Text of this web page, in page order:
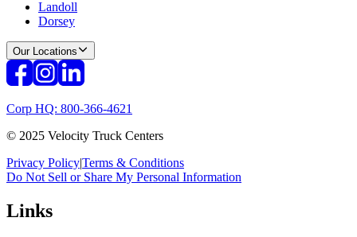
Landoll
Dorsey
Our Locations
Corp HQ: 800-366-4621
© 2025 Velocity Truck Centers
Privacy Policy|Terms & Conditions
Do Not Sell or Share My Personal Information
Links